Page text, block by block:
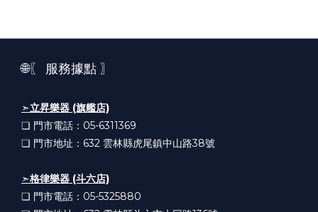
🌐〖 服務據點 〗
➣立昇樂器 (旗艦店)
❏ 門市電話：05-6311369
❏ 門市地址：632 雲林縣虎尾鎮中山路38號
➣格律樂器 (斗六店)
❏ 門市電話：05-5325880